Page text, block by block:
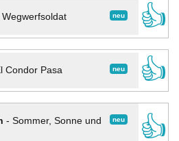
neu
Wegwerfsoldat
👍
neu
Condor Pasa
👍
neu
- Sommer, Sonne und
👍